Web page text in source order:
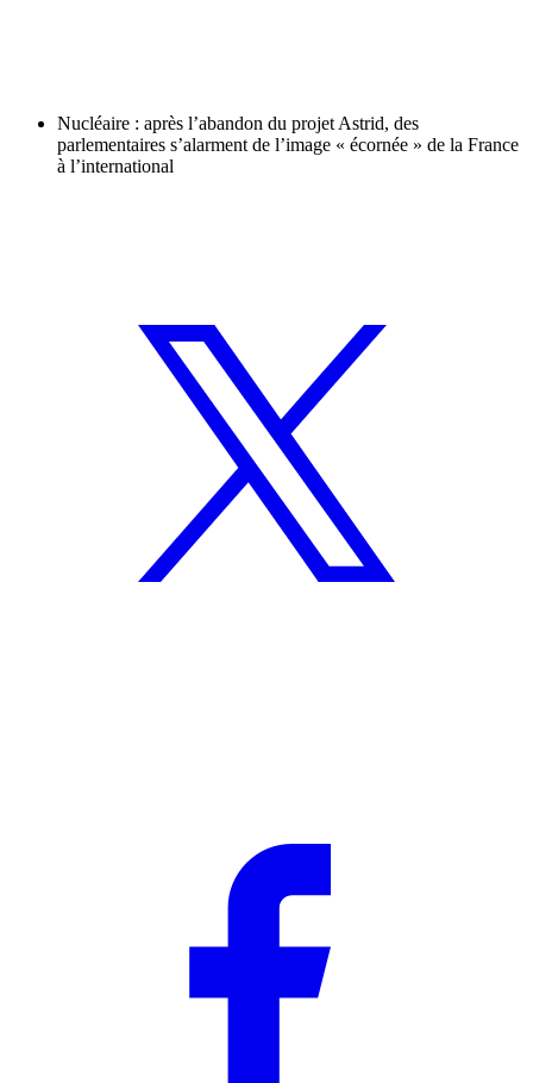
Nucléaire : après l’abandon du projet Astrid, des
parlementaires s’alarment de l’image « écornée » de la France
à l’international